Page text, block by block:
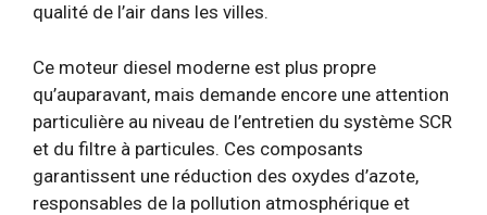
qualité de l’air dans les villes.
Ce moteur diesel moderne est plus propre
qu’auparavant, mais demande encore une attention
particulière au niveau de l’entretien du système SCR
et du filtre à particules. Ces composants
garantissent une réduction des oxydes d’azote,
responsables de la pollution atmosphérique et